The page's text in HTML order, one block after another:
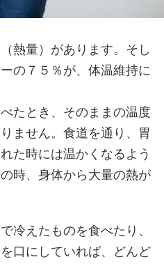
熱量）があります。そし
の７５％が、体温維持に
たとき、そのままの温度
ません。食道を通り、胃
た時には温かくなるよう
時、身体から大量の熱が
冷えたものを食べたり、
口にしていれば、どんど